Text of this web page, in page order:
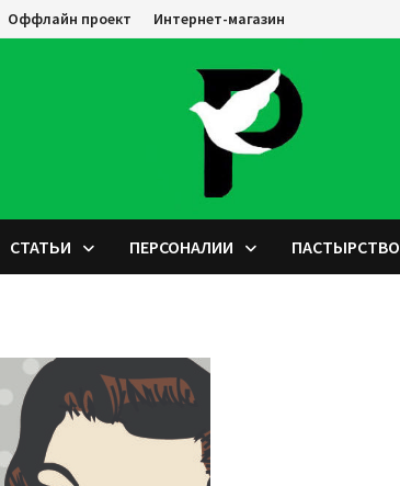
Оффлайн проект Интернет-магазин
СТАТЬИ ПЕРСОНАЛИИ ПАСТЫРСТВО